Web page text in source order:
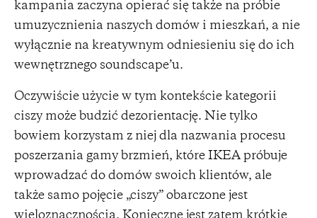
kampania zaczyna opierać się także na próbie
umuzycznienia naszych domów i mieszkań, a nie
wyłącznie na kreatywnym odniesieniu się do ich
wewnętrznego soundscape’u.
Oczywiście użycie w tym kontekście kategorii
ciszy może budzić dezorientację. Nie tylko
bowiem korzystam z niej dla nazwania procesu
poszerzania gamy brzmień, które IKEA próbuje
wprowadzać do domów swoich klientów, ale
także samo pojęcie „ciszy” obarczone jest